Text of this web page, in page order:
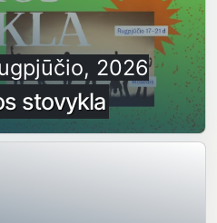
2026
stovykla